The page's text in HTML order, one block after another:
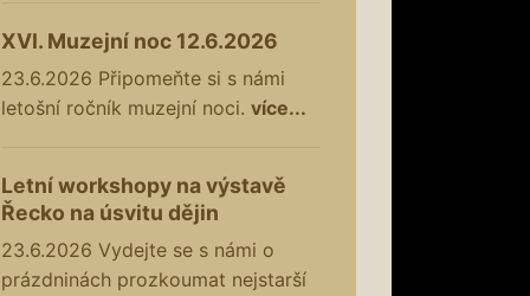
XVI. Muzejní noc 12.6.2026
23.6.2026 Připomeňte si s námi
letošní ročník muzejní noci. více...
Letní workshopy na výstavě
Řecko na úsvitu dějin
23.6.2026 Vydejte se s námi o
prázdninách prozkoumat nejstarší